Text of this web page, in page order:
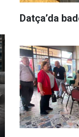
Datça’da